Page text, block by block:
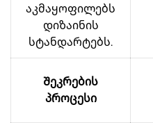
აკმაყოფილებს
დიზაინის
სტანდარტებს.
Შეკრების
პროცესი